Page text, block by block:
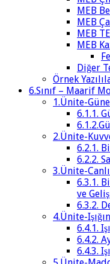
MEB
MEB
MEB
MEB
Diğer
Örnek
6.Sınıf – Maarif
1.Ünite-
6.1.1.
2.Ünite-
6.2.1.
6.2.2.
3.Ünite-
6.3.1.
ve
6.3.2.
4.Ünite-
6.4.1.
6.4.2.
6.4.3.